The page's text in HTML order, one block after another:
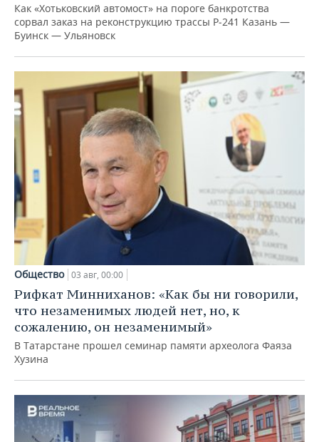
Как «Хотьковский автомост» на пороге банкротства
сорвал заказ на реконструкцию трассы Р‑241 Казань —
Буинск — Ульяновск
Общество 03 авг, 00:00
Рифкат Минниханов: «Как бы ни говорили,
что незаменимых людей нет, но, к
сожалению, он незаменимый»
В Татарстане прошел семинар памяти археолога Фаяза
Хузина